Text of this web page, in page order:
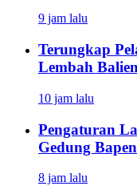
9 jam lalu
Terungkap
Lembah
10 jam lalu
Pengaturan
Gedung
8 jam lalu